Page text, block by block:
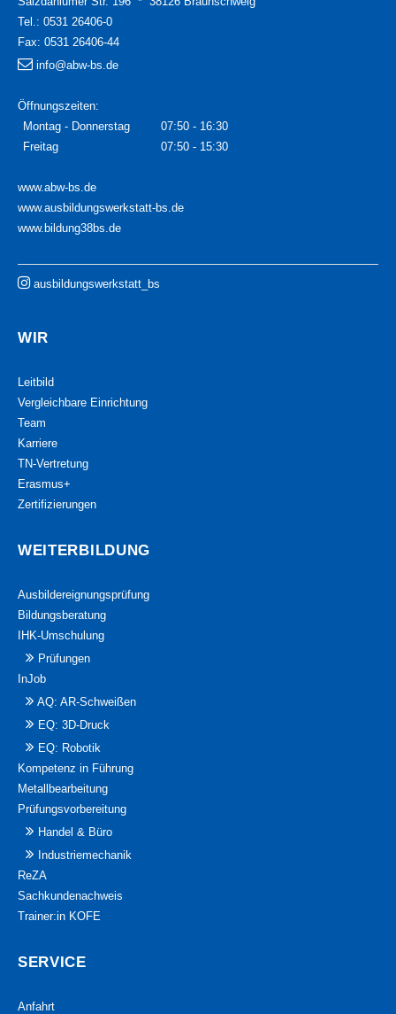
Tel.: 0531 26406-0
Fax: 0531 26406-44
info@abw-bs.de
Öffnungszeiten:
Montag - Donnerstag
07:50 - 16:30
Freitag
07:50 - 15:30
www.abw-bs.de
www.ausbildungswerkstatt-bs.de
www.bildung38bs.de
ausbildungswerkstatt_bs
WIR
Leitbild
Vergleichbare Einrichtung
Team
Karriere
TN-Vertretung
Erasmus+
Zertifizierungen
WEITERBILDUNG
Ausbildereignungsprüfung
Bildungsberatung
IHK-Umschulung
Prüfungen
InJob
AQ: AR-Schweißen
EQ: 3D-Druck
EQ: Robotik
Kompetenz in Führung
Metallbearbeitung
Prüfungsvorbereitung
Handel & Büro
Industriemechanik
ReZA
Sachkundenachweis
Trainer:in KOFE
SERVICE
Anfahrt